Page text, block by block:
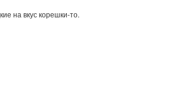
на вкус корешки-то.